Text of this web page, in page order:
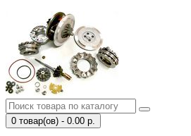
0 товар(ов) - 0.00 р.